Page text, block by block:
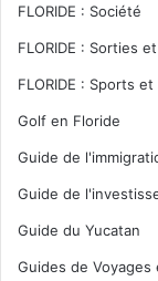
FLORIDE : Société
FLORIDE : Sorties
FLORIDE : Sports
Golf en Floride
Guide de
Guide de
Guide du Yucatan
Guides de Voyages